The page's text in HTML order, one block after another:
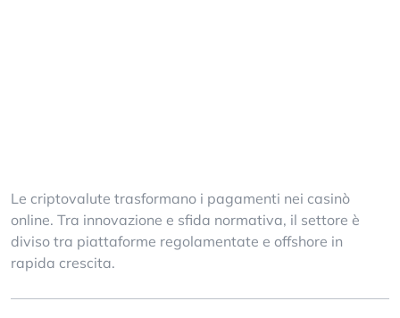
Le criptovalute trasformano i pagamenti nei casinò
online. Tra innovazione e sfida normativa, il settore è
diviso tra piattaforme regolamentate e offshore in
rapida crescita.